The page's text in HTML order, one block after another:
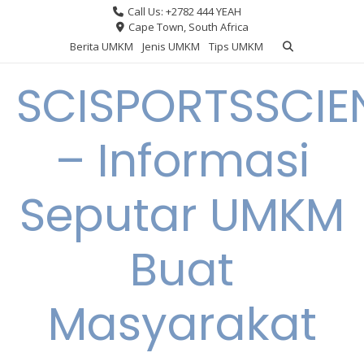
Call Us: +2782 444 YEAH
Cape Town, South Africa
Berita UMKM
Jenis UMKM Tips UMKM
– Informasi
Seputar UMKM
Buat
Masyarakat